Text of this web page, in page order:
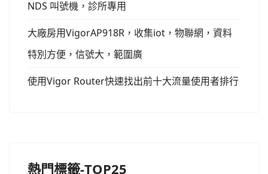
NDS 叫號機，診所專用
大廠房用VigorAP918R，收集iot，物聯網，資料
特別方便，信號大，範圍廣
使用Vigor Router快速找出前十大流量使用者排行
熱門標籤-TOP25